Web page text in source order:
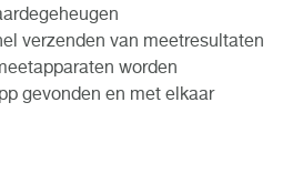
verzenden van meetresultaten
worden
gevonden en met elkaar